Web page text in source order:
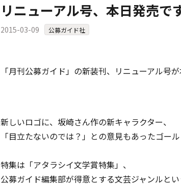
リニューアル号、本日発売です
2015-03-09 公募ガイド社
「月刊公募ガイド」の新装刊、リニューアル号
新しいロゴに、坂崎さん作の新キャラクター、
「目立たないのでは？」との意見もあったゴー
特集は「アタラシイ文学賞特集」、
公募ガイド編集部が得意とする文芸ジャンルと